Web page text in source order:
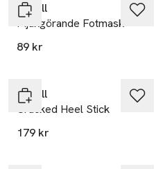
Scholl
Mjukgörande Fotmask
89 kr
Scholl
Cracked Heel Stick
179 kr